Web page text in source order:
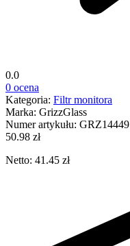
0.0
0 ocena
Kategoria: Filtr monitora
Marka: GrizzGlass
Numer artykułu: GRZ14449
50.98 zł
Netto: 41.45 zł